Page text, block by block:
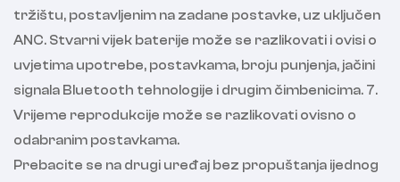
tržištu, postavljenim na zadane postavke, uz uključen
ANC. Stvarni vijek baterije može se razlikovati i ovisi o
uvjetima upotrebe, postavkama, broju punjenja, jačini
signala Bluetooth tehnologije i drugim čimbenicima. 7.
Vrijeme reprodukcije može se razlikovati ovisno o
odabranim postavkama.
Prebacite se na drugi uređaj bez propuštanja ijednog